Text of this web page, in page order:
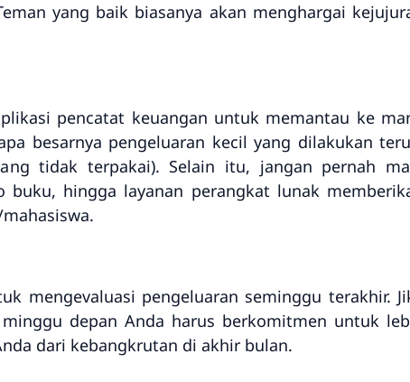
yang baik biasanya akan menghargai
pencatat keuangan untuk memantau ke
besarnya pengeluaran kecil yang dilakukan
tidak terpakai). Selain itu, jangan pernah
hingga layanan perangkat lunak
mengevaluasi pengeluaran seminggu terakhir.
depan Anda harus berkomitmen untuk
dari kebangkrutan di akhir bulan.